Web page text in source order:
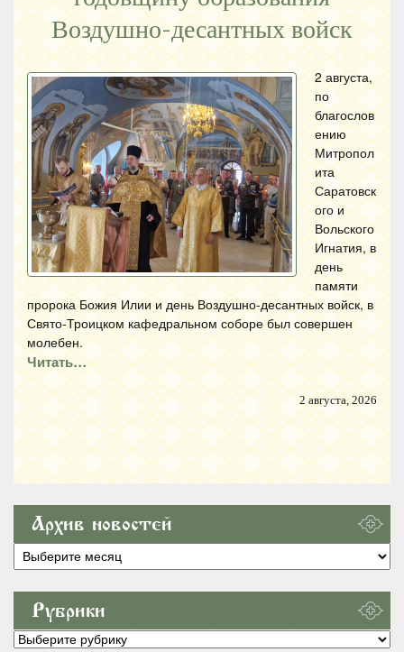
Воздушно-десантных войск
2 августа,
по
благослов
ению
Митропол
ита
Саратовск
ого и
Вольского
Игнатия, в
день
памяти
пророка Божия Илии и день Воздушно-десантных войск, в
Свято-Троицком кафедральном соборе был совершен
молебен.
Читать…
2 августа, 2026
Архив новостей
Архив
новостей
Рубрики
Рубрики